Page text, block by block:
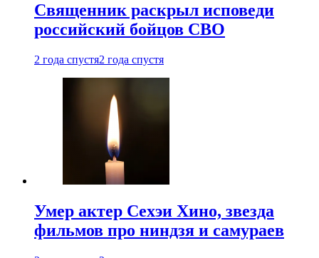
Священник раскрыл исповеди
российский бойцов СВО
2 года спустя2 года спустя
Умер актер Сехэи Хино, звезда
фильмов про ниндзя и самураев